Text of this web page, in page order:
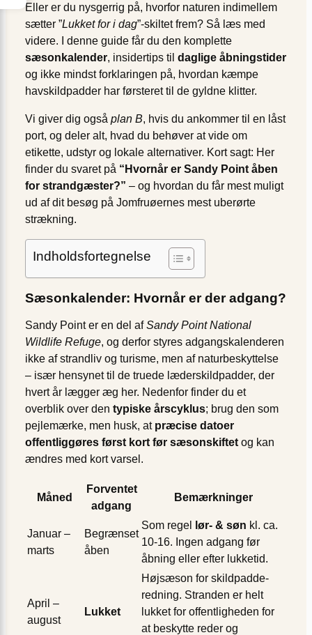
Eller er du nysgerrig på, hvorfor naturen indimellem
sætter ”Lukket for i dag”-skiltet frem? Så læs med
videre. I denne guide får du den komplette
sæsonkalender, insider­tips til daglige åbningstider
og ikke mindst forklaringen på, hvordan kæmpe
havskildpadder har førsteret til de gyldne klitter.
Vi giver dig også plan B, hvis du ankommer til en låst
port, og deler alt, hvad du behøver at vide om
etikette, udstyr og lokale alternativer. Kort sagt: Her
finder du svaret på “Hvornår er Sandy Point åben
for strandgæster?” – og hvordan du får mest muligt
ud af dit besøg på Jomfruøernes mest uberørte
strækning.
Indholdsfortegnelse
Sæsonkalender: Hvornår er der adgang?
Sandy Point er en del afSandy Point National
Wildlife Refuge, og derfor styres adgangs­kalenderen
ikke af strand­liv og turisme, men af natur­beskyttelse
– især hensynet til de truede læder­skildpadder, der
hvert år lægger æg her. Nedenfor finder du et
overblik over den typiske årscyklus; brug den som
pejlemærke, men husk, at præcise datoer
offentliggøres først kort før sæson­skiftet og kan
ændres med kort varsel.
Måned
Forventet
adgang
Bemærkninger
Januar –
marts
Begrænset
åben
Som regel lør- & søn kl. ca.
10-16. Ingen adgang før
åbning eller efter lukketid.
April –
august
Lukket
Højsæson for skildpadde­
redning. Stranden er helt
lukket for offentligheden for
at beskytte reder og